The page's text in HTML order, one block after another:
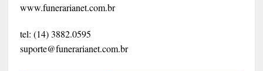
www.funerarianet.com.br
tel: (14) 3882.0595
suporte@funerarianet.com.br